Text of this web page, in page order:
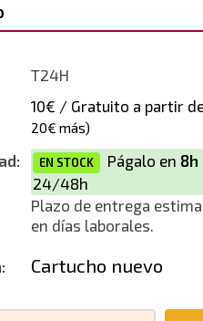
T24H
10€ / Gratuito a partir
20€ más)
EN STOCK Págalo en 8h
24/48h
Plazo de entrega
en días laborales.
Cartucho nuevo